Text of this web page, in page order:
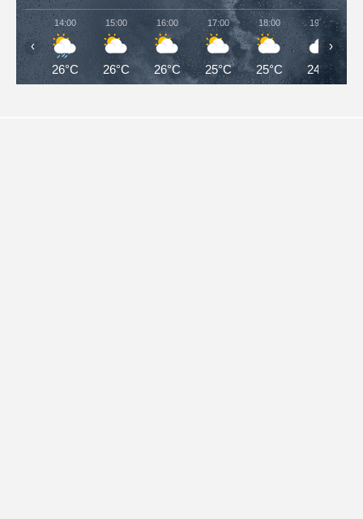
14:00
26°C
15:00
26°C
16:00
26°C
17:00
25°C
18:00
25°C
19:00
24°C
‹ ›